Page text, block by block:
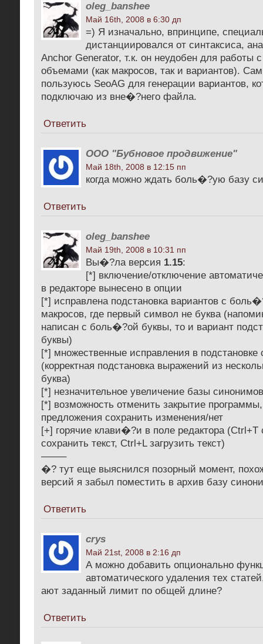
oleg_banshee
Май 16th, 2008 в 6:30 дп
=) Я изначально, впринципе,
дистанциировался от синтаксиса,
Anchor Generator, т.к. он неудобен для
объемами (как макросов, так и вариантов).
пользуюсь SeoAG для генерации вариантов,
подключаю из вне�?него файла.
Ответить
ООО "Бубновое продвижение"
Май 18th, 2008 в 12:15 пп
когда можно ждать боль�?ую базу
Ответить
oleg_banshee
Май 19th, 2008 в 10:31 пп
Вы�?ла версия 1.15:
[*] включение/отключение
в редакторе вынесено в опции
[*] исправлена подстановка вариантов с
макросов, где первый символ не буква
написан с боль�?ой буквы, то и вариант
буквы)
[*] множественные исправления в подстановке
(корректная подстановка выражений из
буква)
[*] незначительное увеличение базы синонимов
[*] возможность отменить закрытие
предложения сохранить изменения/нет
[+] горячие клави�?и в поле редактора (Ctrl+T
сохранить текст, Ctrl+L загрузить текст)
——–
�? тут еще выяснился позорный момент,
версий я забыл поместить в архив базу
Ответить
crys
Май 21st, 2008 в 2:16 дп
А можно добавить опционально
автоматического удаления тех
ают заданный лимит по общей длине?
Ответить